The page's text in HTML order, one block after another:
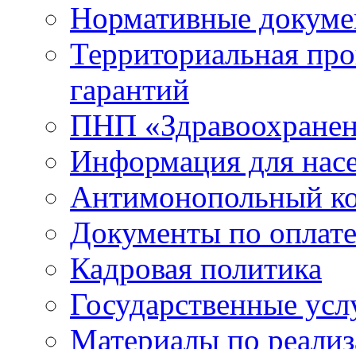
Нормативные
Территориальная
гарантий
ПНП
Информация для
Антимонопольный
Документы по
Кадровая политика
Государственные
Материалы по